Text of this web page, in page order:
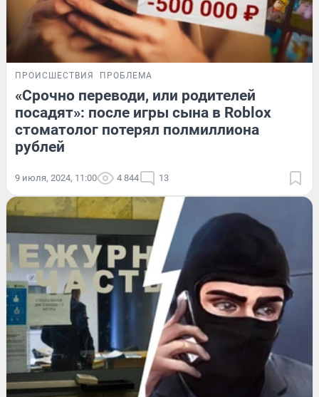
ПРОИСШЕСТВИЯ ПРОБЛЕМА
«Срочно переводи, или родителей
посадят»: после игры сына в Roblox
стоматолог потерял полмиллиона
рублей
9 июля, 2024, 11:00 4 844 13